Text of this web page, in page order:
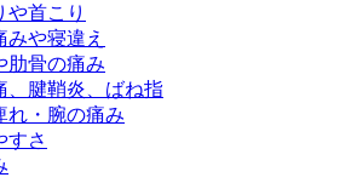
や首こり
や寝違え
肋骨の痛み
、腱鞘炎、ばね指
れ・腕の痛み
すさ